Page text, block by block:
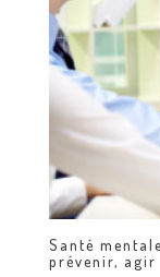
Santé
prévenir, agir